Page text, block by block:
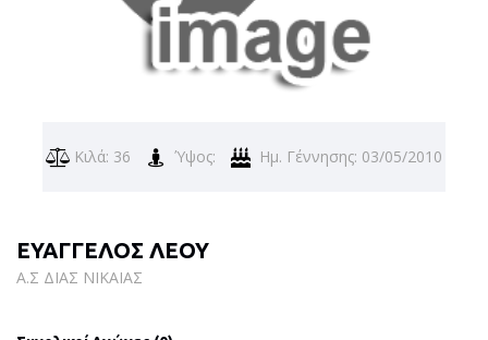
Κιλά: 36 Ύψος: Ημ. Γέννησης: 03/05/2010
ΕΥΑΓΓΕΛΟΣ ΛΕΟΥ
Α.Σ ΔΙΑΣ ΝΙΚΑΙΑΣ